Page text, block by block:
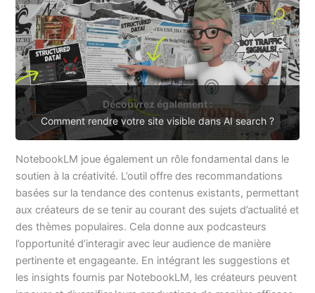
Découvrez également :
Comment rendre votre site visible dans AI search ?
NotebookLM joue également un rôle fondamental dans le
soutien à la créativité. L’outil offre des recommandations
basées sur la tendance des contenus existants, permettant
aux créateurs de se tenir au courant des sujets d’actualité et
des thèmes populaires. Cela donne aux podcasteurs
l’opportunité d’interagir avec leur audience de manière
pertinente et engageante. En intégrant les suggestions et
les insights fournis par NotebookLM, les créateurs peuvent